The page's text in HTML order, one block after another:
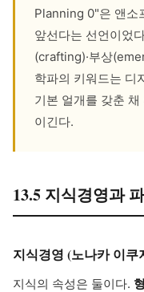
Planning 0"은 앤소
앞선다는 선언이었
(crafting)·부상
학파의 키워드는 디
기본 얼개를 갖춘
이긴다.
13.5 지식경영과
지식경영 (노나카 이쿠
지식의 속성은 둘이다.